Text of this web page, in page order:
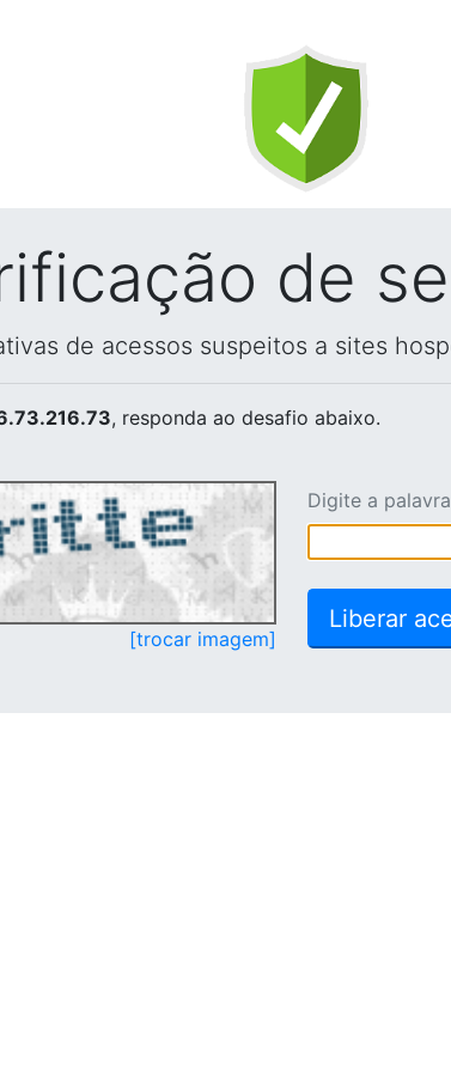
de
de acessos suspeitos a sites
, responda ao desafio abaixo.
[trocar imagem]
Digite a